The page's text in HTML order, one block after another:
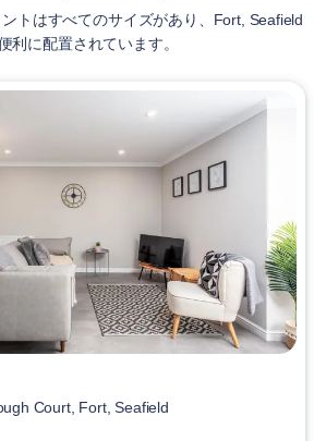
トはすべてのサイズがあり、Fort, Seafield
利に配置されています。
Court, Fort, Seafield